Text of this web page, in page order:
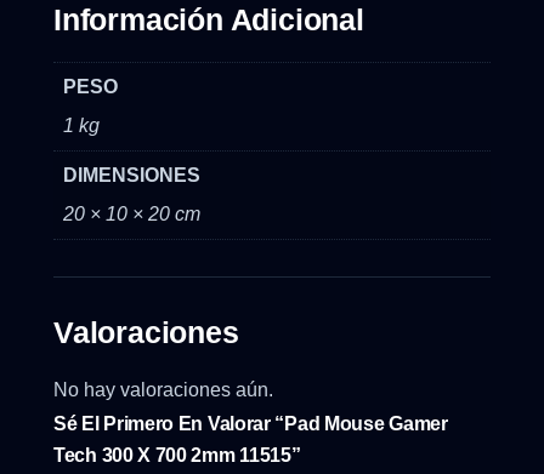
Información Adicional
PESO
1 kg
DIMENSIONES
20 × 10 × 20 cm
Valoraciones
No hay valoraciones aún.
Sé El Primero En Valorar “Pad Mouse Gamer
Tech 300 X 700 2mm 11515”